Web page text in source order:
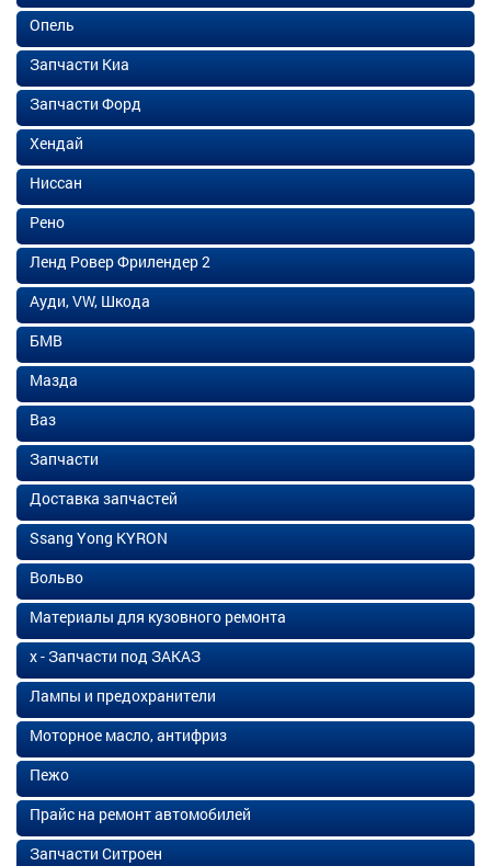
Опель
Запчасти Киа
Запчасти Форд
Хендай
Ниссан
Рено
Ленд Ровер Фрилендер 2
Ауди, VW, Шкода
БМВ
Мазда
Ваз
Запчасти
Доставка запчастей
Ssang Yong KYRON
Вольво
Материалы для кузовного ремонта
х - Запчасти под ЗАКАЗ
Лампы и предохранители
Моторное масло, антифриз
Пежо
Прайс на ремонт автомобилей
Запчасти Ситроен